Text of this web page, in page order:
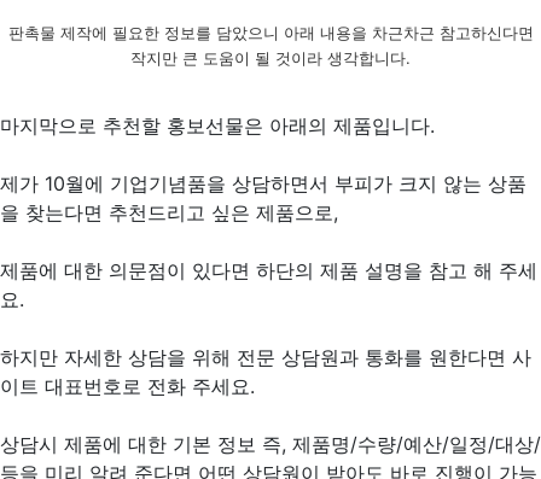
판촉물 제작에 필요한 정보를 담았으니 아래 내용을 차근차근 참고하신다면
작지만 큰 도움이 될 것이라 생각합니다.
마지막으로 추천할 홍보선물은 아래의 제품입니다.
제가 10월에 기업기념품을 상담하면서 부피가 크지 않는 상품
을 찾는다면 추천드리고 싶은 제품으로,
제품에 대한 의문점이 있다면 하단의 제품 설명을 참고 해 주세
요.
하지만 자세한 상담을 위해 전문 상담원과 통화를 원한다면 사
이트 대표번호로 전화 주세요.
상담시 제품에 대한 기본 정보 즉, 제품명/수량/예산/일정/대상/
등을 미리 알려 준다면 어떤 상담원이 받아도 바로 진행이 가능